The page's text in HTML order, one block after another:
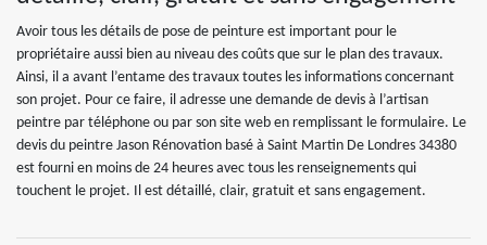
Avoir tous les détails de pose de peinture est important pour le
propriétaire aussi bien au niveau des coûts que sur le plan des travaux.
Ainsi, il a avant l’entame des travaux toutes les informations concernant
son projet. Pour ce faire, il adresse une demande de devis à l’artisan
peintre par téléphone ou par son site web en remplissant le formulaire. Le
devis du peintre Jason Rénovation basé à Saint Martin De Londres 34380
est fourni en moins de 24 heures avec tous les renseignements qui
touchent le projet. Il est détaillé, clair, gratuit et sans engagement.